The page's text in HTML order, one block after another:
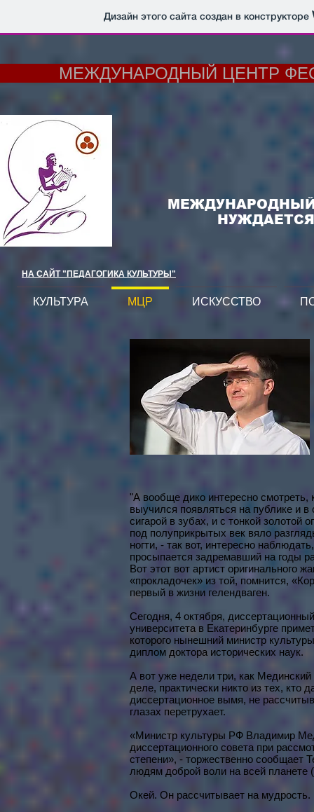
Дизайн этого сайта создан в конструкторе
МЕЖДУНАРОДНЫЙ ЦЕНТР
НА САЙТ "ПЕДАГОГИКА КУЛЬТУРЫ"
КУЛЬТУРА МЦР ИСКУССТВО
"А вообще дико интересно
выучился появляться на публике и
сигарой в зубах, и с тонкой золотой
под полуприкрытых век вяло
ногти, - так вот, интересно
просыпается задремавший на годы
Вот этот вот артист оригинального
«прокладочек» из той, помнится,
первый в жизни гелендваген.
Сегодня, 4 октября,
университета в Екатеринбурге
которого нынешний министр
диплом доктора исторических наук.
А вот уже недели три, как Мединский
деле, практически никто из тех, кто
диссертационное вымя, не
глазах перетрухает.
«Министр культуры РФ Владимир
диссертационного совета при
степени», - торжественно сообщает
людям доброй воли на всей планете (
Окей. Он рассчитывает на